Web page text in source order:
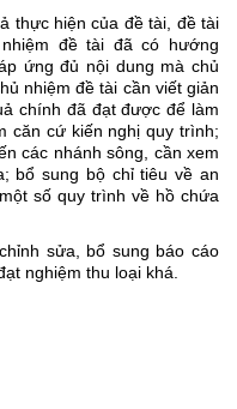
thực hiện của đề tài, đề tài
đề tài đã có hướng
ứng đủ nội dung mà chủ
nhiệm đề tài cần viết giản
chính đã đạt được để làm
căn cứ kiến nghị quy trình;
các nhánh sông, cần xem
bổ sung bộ chỉ tiêu về an
số quy trình về hồ chứa
sửa, bổ sung báo cáo
nghiệm thu loại khá.